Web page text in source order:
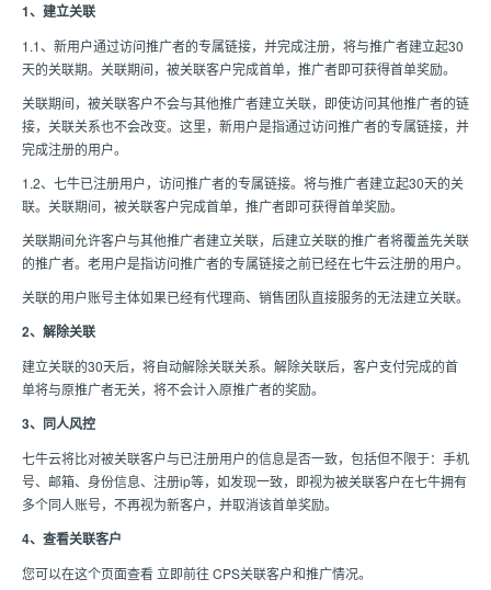
1、建立关联
1.1、新用户通过访问推广者的专属链接，并完成注册，将与推广者建立起30
天的关联期。关联期间，被关联客户完成首单，推广者即可获得首单奖励。
关联期间，被关联客户不会与其他推广者建立关联，即使访问其他推广者的链
接，关联关系也不会改变。这里，新用户是指通过访问推广者的专属链接，并
完成注册的用户。
1.2、七牛已注册用户，访问推广者的专属链接。将与推广者建立起30天的关
联。关联期间，被关联客户完成首单，推广者即可获得首单奖励。
关联期间允许客户与其他推广者建立关联，后建立关联的推广者将覆盖先关联
的推广者。老用户是指访问推广者的专属链接之前已经在七牛云注册的用户。
关联的用户账号主体如果已经有代理商、销售团队直接服务的无法建立关联。
2、解除关联
建立关联的30天后，将自动解除关联关系。解除关联后，客户支付完成的首
单将与原推广者无关，将不会计入原推广者的奖励。
3、同人风控
七牛云将比对被关联客户与已注册用户的信息是否一致，包括但不限于：手机
号、邮箱、身份信息、注册ip等，如发现一致，即视为被关联客户在七牛拥有
多个同人账号，不再视为新客户，并取消该首单奖励。
4、查看关联客户
您可以在这个页面查看 立即前往 CPS关联客户和推广情况。